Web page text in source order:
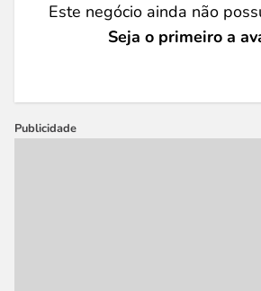
Este negócio ainda não
Seja o primeiro a
Publicidade